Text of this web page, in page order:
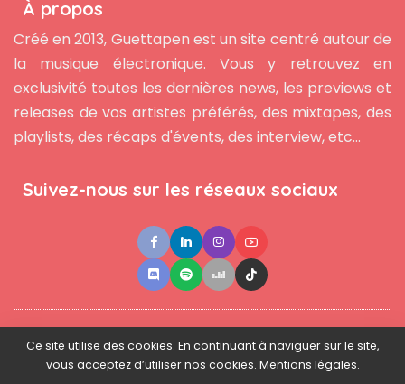
À propos
Créé en 2013, Guettapen est un site centré autour de
la musique électronique. Vous y retrouvez en
exclusivité toutes les dernières news, les previews et
releases de vos artistes préférés, des mixtapes, des
playlists, des récaps d'évents, des interview, etc...
Suivez-nous sur les réseaux sociaux
Contact ●Newsletter ● L'équipe ● Mentions légales
Ce site utilise des cookies. En continuant à naviguer sur le site,
vous acceptez d’utiliser nos cookies. Mentions légales.